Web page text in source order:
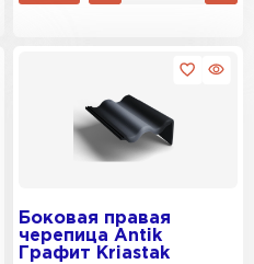
Боковая правая
черепица Antik
Графит Kriastak